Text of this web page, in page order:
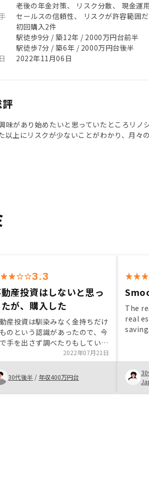
老後の年金対策、 リスク分散、 現金運
セールスの信頼性、 リスクが許容範囲
初回購入2件
駅徒歩9分 / 築12年 / 2000万円台前半
駅徒歩7分 / 築6年 / 2000万円台後半
2022年11月06日
味があり始めたいと思っていたところリ
以上にリスクが少ないことがわかり、月々
3.3
産投資はしないと思っ
が、購入した
産投資は馴染みなく金持ちだけ
のという認識があったので、今
手を出さず調べたりもしていな
った。紹介を通して話を聞いてみ
ローリスクであったり老後の対
として魅力を感じた。利回りもよ
で余剰資金があればもう一つく
物件を追加したい。
2022年07月21日
30代後半 / 年収400万円台
The
real